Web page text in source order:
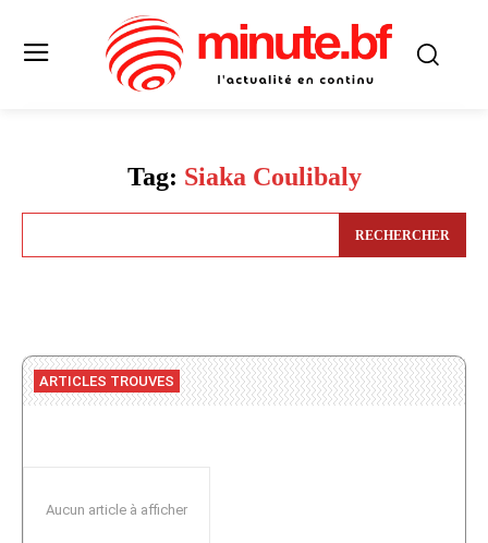
Tag: Siaka Coulibaly
RECHERCHER
ARTICLES TROUVES
Aucun article à afficher